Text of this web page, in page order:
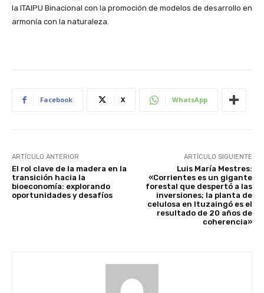
la ITAIPU Binacional con la promoción de modelos de desarrollo en
armonía con la naturaleza.
Facebook X WhatsApp
ARTÍCULO ANTERIOR
El rol clave de la madera en la
transición hacia la
bioeconomía: explorando
oportunidades y desafíos
ARTÍCULO SIGUIENTE
Luis María Mestres:
«Corrientes es un gigante
forestal que despertó a las
inversiones; la planta de
celulosa en Ituzaingó es el
resultado de 20 años de
coherencia»